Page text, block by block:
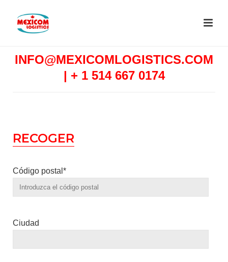
INFO@MEXICOMLOGISTICS.COM
| + 1 514 667 0174
RECOGER
Código postal*
Ciudad